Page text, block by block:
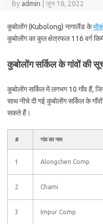
Byadmin जून 18, 2022
कुबोलोंग (Kubolong) नागालैंड के
कुबोलोंग का कुल क्षेत्रफल 116 वर्ग
कुबोलोंग सर्किल के गांवों
कुबोलोंग सर्किल में लगभग 10 गाँव हैं,
साथ नीचे दी गई कुबोलोंग सर्किल के
सकते हैं।
# गांव का नाम
1 Alongchen Comp
2 Chami
3 Impur Comp